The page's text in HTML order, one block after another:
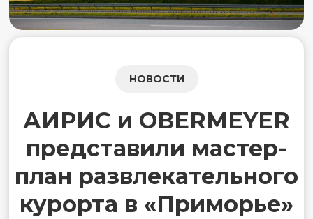
НОВОСТИ
АИРИС и OBERMEYER
представили мастер-
план развлекательного
курорта в «Приморье»